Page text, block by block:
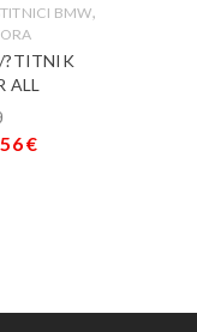
BMW,
?TITNIK
ALL
€